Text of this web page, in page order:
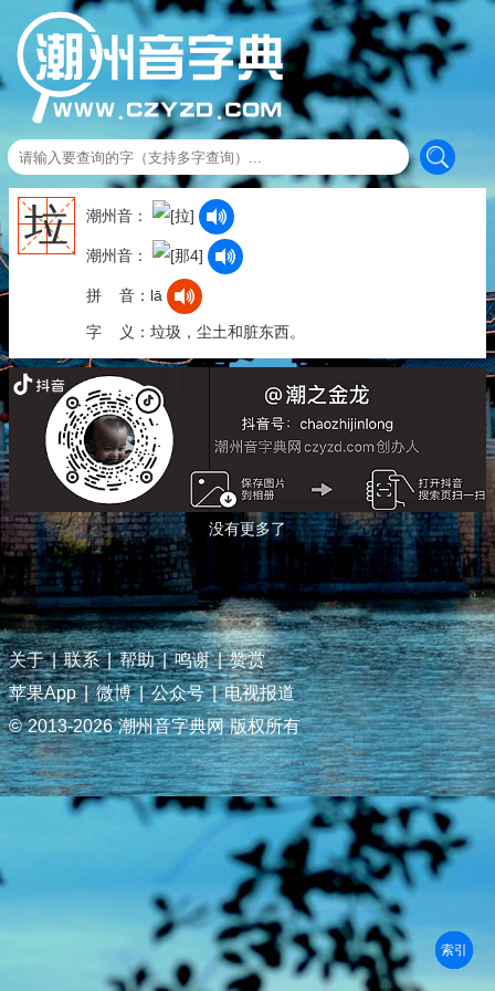
垃 潮州音：
潮州音：
拼 音：lā
字 义：垃圾，尘土和脏东西。
没有更多了
关于 | 联系 | 帮助 | 鸣谢 | 赞赏
苹果App | 微博 | 公众号 | 电视报道
© 2013-2026 潮州音字典网 版权所有
部首
笔划
拼音
潮拼